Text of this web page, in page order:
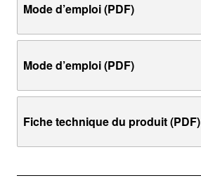
Mode d’emploi (PDF)
Mode d’emploi (PDF)
Fiche technique du produit (PDF)